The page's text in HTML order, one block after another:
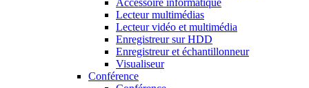
Accessoire informatique
Lecteur multimédias
Lecteur vidéo et multimédia
Enregistreur sur HDD
Enregistreur et échantillonneur
Visualiseur
Conférence